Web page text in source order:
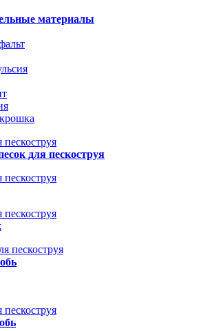
материалы
для пескоструя
пескоструя